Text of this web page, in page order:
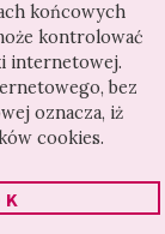
końcowych
kontrolować
internetowej.
bez
oznacza, iż
cookies.
film Ester
z
w 2016